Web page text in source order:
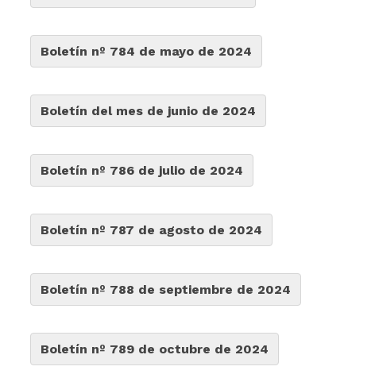
Boletín nº 784 de mayo de 2024
Boletín del mes de junio de 2024
Boletín nº 786 de julio de 2024
Boletín nº 787 de agosto de 2024
Boletín nº 788 de septiembre de 2024
Boletín nº 789 de octubre de 2024